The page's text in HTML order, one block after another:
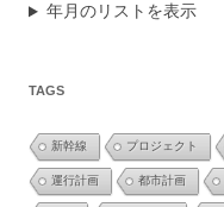
年月のリストを表示
TAGS
新幹線 プロジェクト
運行計画 都市計画